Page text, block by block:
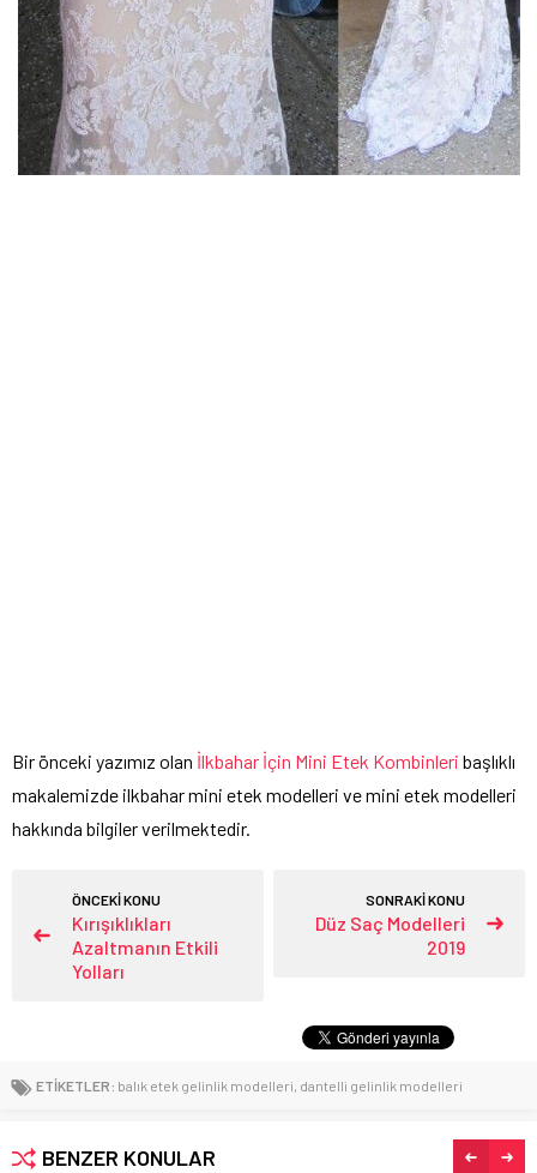
Bir önceki yazımız olan İlkbahar İçin Mini Etek Kombinleri başlıklı
makalemizde ilkbahar mini etek modelleri ve mini etek modelleri
hakkında bilgiler verilmektedir.
ÖNCEKİ KONU
Kırışıklıkları
Azaltmanın Etkili
Yolları
SONRAKİ KONU
Düz Saç Modelleri
2019
ETİKETLER: balık etek gelinlik modelleri, dantelli gelinlik modelleri
BENZER KONULAR